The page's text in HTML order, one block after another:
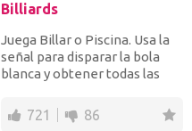
Billiards
Juega Billar o Piscina. Usa la
señal para disparar la bola
blanca y obtener todas las
721 86